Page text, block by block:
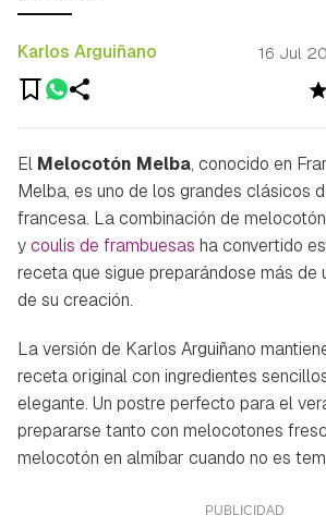
Karlos Arguiñano 16 Jul
El Melocotón Melba, conocido en
Melba, es uno de los grandes clásicos
francesa. La combinación de
ycoulis de frambuesas ha convertido
receta que sigue preparándose más de
de su creación.
La versión de Karlos Arguiñano
receta original con ingredientes
elegante. Un postre perfecto para el
prepararse tanto con melocotones
melocotón en almíbar cuando no es